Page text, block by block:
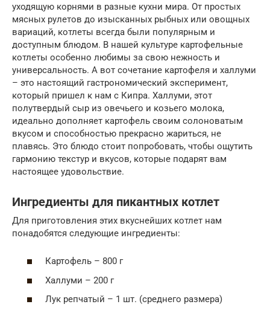
уходящую корнями в разные кухни мира. От простых
мясных рулетов до изысканных рыбных или овощных
вариаций, котлеты всегда были популярным и
доступным блюдом. В нашей культуре картофельные
котлеты особенно любимы за свою нежность и
универсальность. А вот сочетание картофеля и халлуми
– это настоящий гастрономический эксперимент,
который пришел к нам с Кипра. Халлуми, этот
полутвердый сыр из овечьего и козьего молока,
идеально дополняет картофель своим солоноватым
вкусом и способностью прекрасно жариться, не
плавясь. Это блюдо стоит попробовать, чтобы ощутить
гармонию текстур и вкусов, которые подарят вам
настоящее удовольствие.
Ингредиенты для пикантных котлет
Для приготовления этих вкуснейших котлет нам
понадобятся следующие ингредиенты:
Картофель – 800 г
Халлуми – 200 г
Лук репчатый – 1 шт. (среднего размера)